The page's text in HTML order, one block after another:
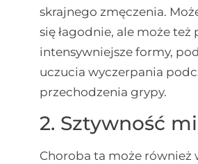
skrajnego zmęczenia.
się łagodnie, ale może też
intensywniejsze formy,
uczucia wyczerpania
przechodzenia grypy.
2. Sztywność
Choroba ta może również